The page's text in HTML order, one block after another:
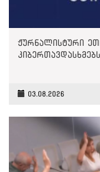
ჟურნალისტური
03.08.2026